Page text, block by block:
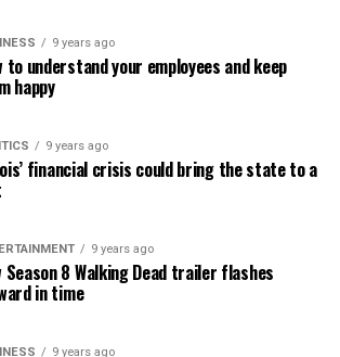
9 years ago
to understand your employees and keep
happy
9 years ago
financial crisis could bring the state to a
9 years ago
Season 8 Walking Dead trailer flashes
in time
9 years ago